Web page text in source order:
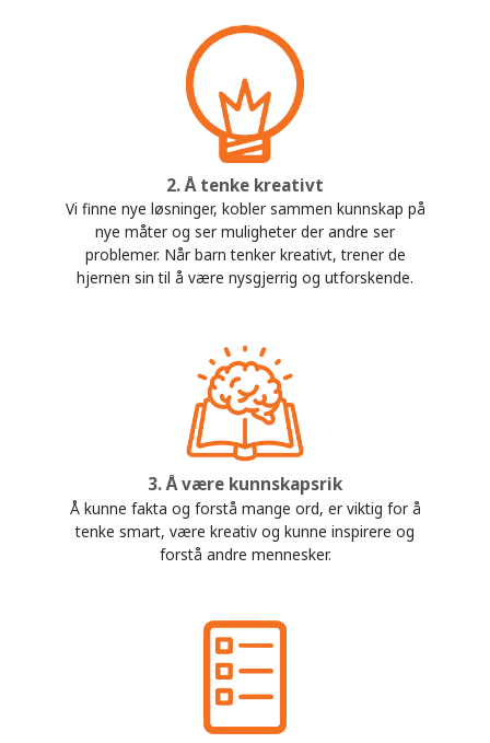
2. Å tenke kreativt
Vi finne nye løsninger, kobler sammen kunnskap på
nye måter og ser muligheter der andre ser
problemer. Når barn tenker kreativt, trener de
hjernen sin til å være nysgjerrig og utforskende.
3. Å være kunnskapsrik
Å kunne fakta og forstå mange ord, er viktig for å
tenke smart, være kreativ og kunne inspirere og
forstå andre mennesker.